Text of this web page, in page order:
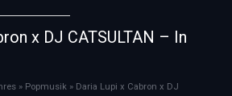
x DJ CATSULTAN – In
» Popmusik » Daria Lupi x Cabron x DJ